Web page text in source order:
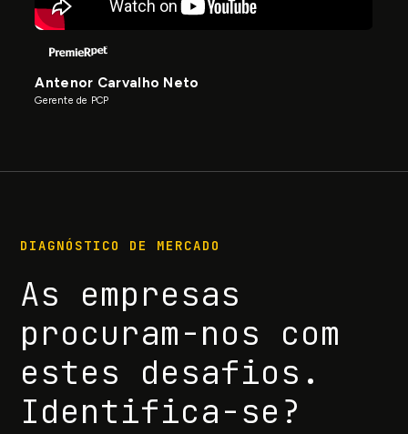
Antenor Carvalho Neto
Gerente de PCP
DIAGNÓSTICO DE MERCADO
As empresas
procuram-nos com
estes desafios.
Identifica-se?